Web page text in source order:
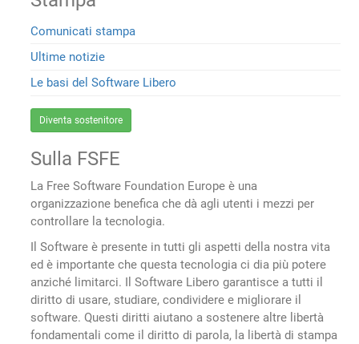
Comunicati stampa
Ultime notizie
Le basi del Software Libero
Diventa sostenitore
Sulla FSFE
La Free Software Foundation Europe è una
organizzazione benefica che dà agli utenti i mezzi per
controllare la tecnologia.
Il Software è presente in tutti gli aspetti della nostra vita
ed è importante che questa tecnologia ci dia più potere
anziché limitarci. Il Software Libero garantisce a tutti il
diritto di usare, studiare, condividere e migliorare il
software. Questi diritti aiutano a sostenere altre libertà
fondamentali come il diritto di parola, la libertà di stampa